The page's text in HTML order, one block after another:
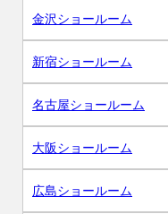
金沢ショールーム
新宿ショールーム
名古屋ショールーム
大阪ショールーム
広島ショールーム